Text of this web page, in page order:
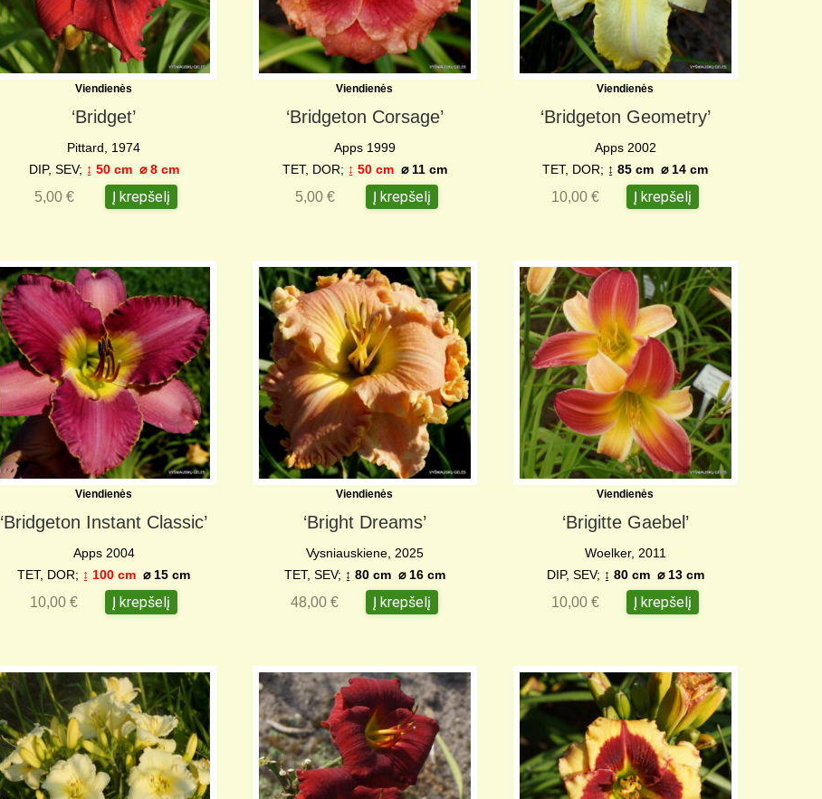
Viendienės
‘Bridget’
Pittard, 1974
DIP, SEV; ↨ 50 cm ⌀ 8 cm
5,00 € Į krepšelį
Viendienės
‘Bridgeton Corsage’
Apps 1999
TET, DOR; ↨ 50 cm⌀ 11 cm
5,00 € Į krepšelį
Viendienės
‘Bridgeton Geometry’
Apps 2002
TET, DOR; ↨ 85 cm ⌀ 14 cm
10,00€ Į krepšelį
Viendienės
‘Bridgeton Instant Classic’
Apps 2004
TET, DOR; ↨ 100 cm ⌀ 15 cm
10,00€ Į krepšelį
Viendienės
‘Bright Dreams’
Vysniauskiene, 2025
TET, SEV; ↨ 80 cm ⌀ 16 cm
48,00€ Į krepšelį
Viendienės
‘Brigitte Gaebel’
Woelker, 2011
DIP, SEV; ↨ 80 cm ⌀ 13 cm
10,00€ Į krepšelį